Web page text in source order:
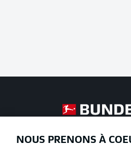
NOUS PRENONS À